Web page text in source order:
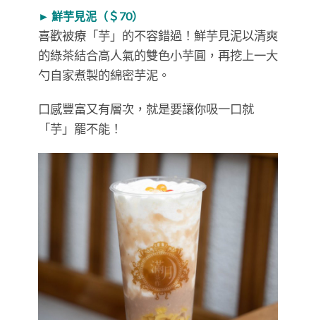
► 鮮芋見泥（＄70）
喜歡被療「芋」的不容錯過！鮮芋見泥以清爽
的綠茶結合高人氣的雙色小芋圓，再挖上一大
勺自家煮製的綿密芋泥。
口感豐富又有層次，就是要讓你吸一口就
「芋」罷不能！